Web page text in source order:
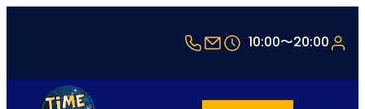
+43 1 5321514
office@timetravel-
10:00〜20:00